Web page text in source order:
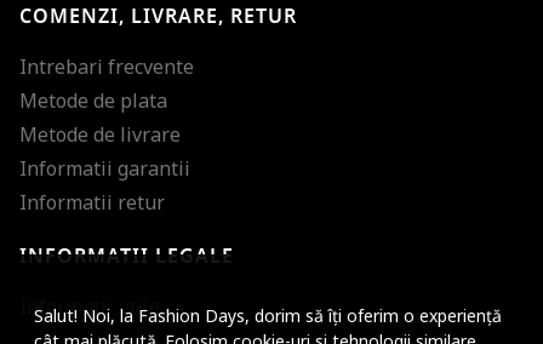
Salut! Noi, la Fashion Days, dorim să îți oferim o experiență
COMENZI, LIVRARE, RETUR
Intrebari frecvente
Metode de plata
Metode de livrare
Informatii garantii
Informatii retur
INFORMATII LEGALE
Informatii utile
Micsoreaza